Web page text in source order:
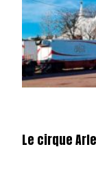
Le cirque